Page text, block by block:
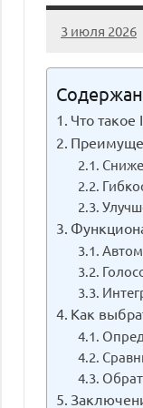
3 июля 2026
Что такое
Как